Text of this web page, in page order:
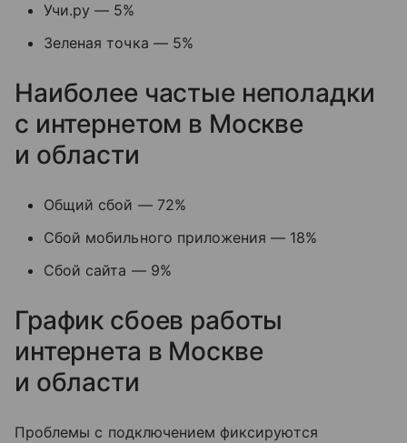
Учи.ру — 5%
Зеленая точка — 5%
Наиболее частые неполадки
с интернетом в Москве
и области
Общий сбой — 72%
Сбой мобильного приложения — 18%
Сбой сайта — 9%
График сбоев работы
интернета в Москве
и области
Проблемы с подключением фиксируются